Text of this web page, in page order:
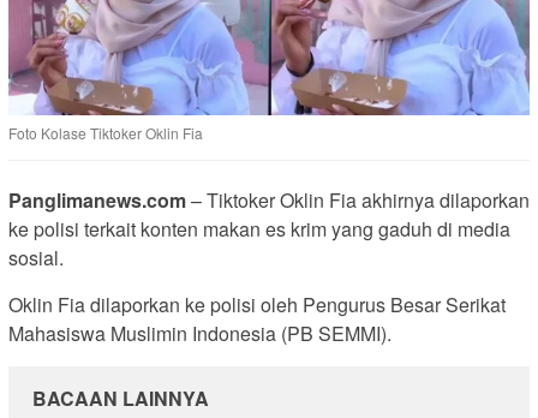
Foto Kolase Tiktoker Oklin Fia
Panglimanews.com– Tiktoker Oklin Fia akhirnya dilaporkan
ke polisi terkait konten makan es krim yang gaduh di media
sosial.
Oklin Fia dilaporkan ke polisi oleh Pengurus Besar Serikat
Mahasiswa Muslimin Indonesia (PB SEMMI).
BACAAN LAINNYA